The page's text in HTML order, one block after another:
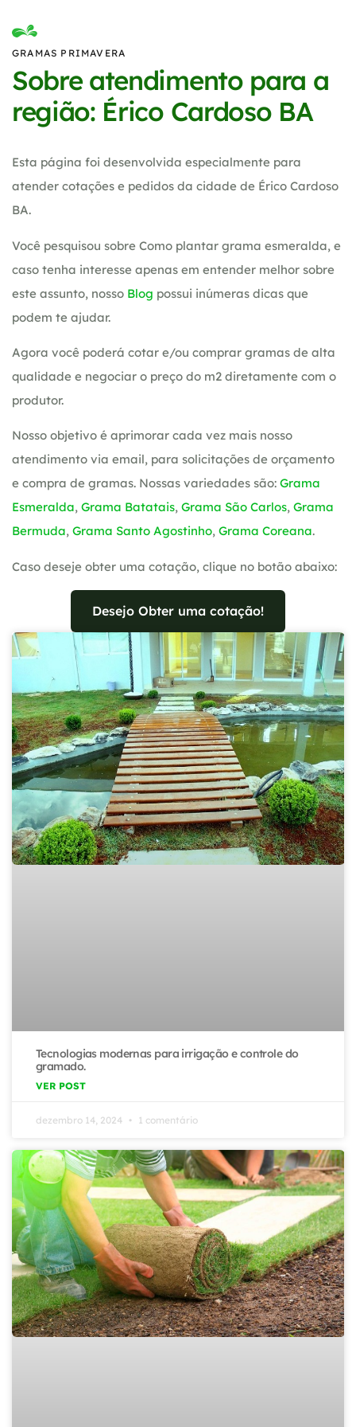
GRAMAS PRIMAVERA
Sobre atendimento para a
região: Érico Cardoso BA
Esta página foi desenvolvida especialmente para
atender cotações e pedidos da cidade de Érico Cardoso
BA.
Você pesquisou sobre Como plantar grama esmeralda, e
caso tenha interesse apenas em entender melhor sobre
este assunto, nosso Blog possui inúmeras dicas que
podem te ajudar.
Agora você poderá cotar e/ou comprar gramas de alta
qualidade e negociar o preço do m2 diretamente com o
produtor.
Nosso objetivo é aprimorar cada vez mais nosso
atendimento via email, para solicitações de orçamento
e compra de gramas. Nossas variedades são: Grama
Esmeralda, Grama Batatais, Grama São Carlos, Grama
Bermuda, Grama Santo Agostinho, Grama Coreana.
Caso deseje obter uma cotação, clique no botão abaixo:
Desejo Obter uma cotação!
Tecnologias modernas para irrigação e controle do
gramado.
VER POST
dezembro 14, 2024 1 comentário